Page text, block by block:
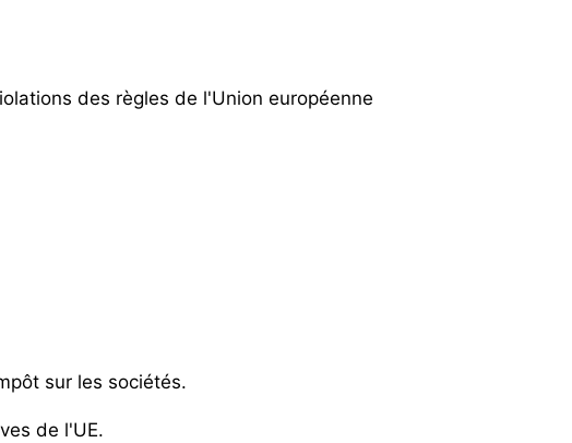
des règles de l'Union européenne
sur les sociétés.
de l'UE.